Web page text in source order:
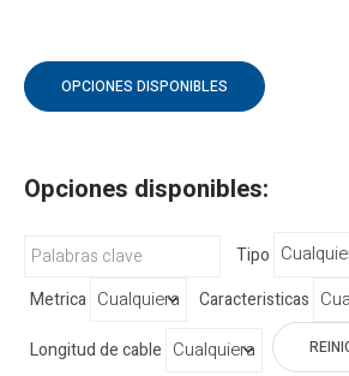
OPCIONES DISPONIBLES
Opciones disponibles:
Tipo
Metrica
Caracteristicas
Longitud de cable